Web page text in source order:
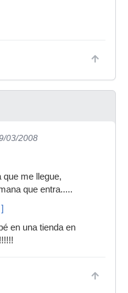
03/2008
me llegue,
que entra.....
en una tienda en